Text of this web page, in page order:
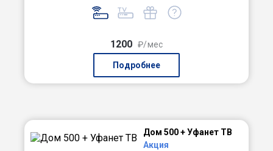
1200 ₽/мес
Подробнее
Дом 500 + Уфанет ТВ
Акция